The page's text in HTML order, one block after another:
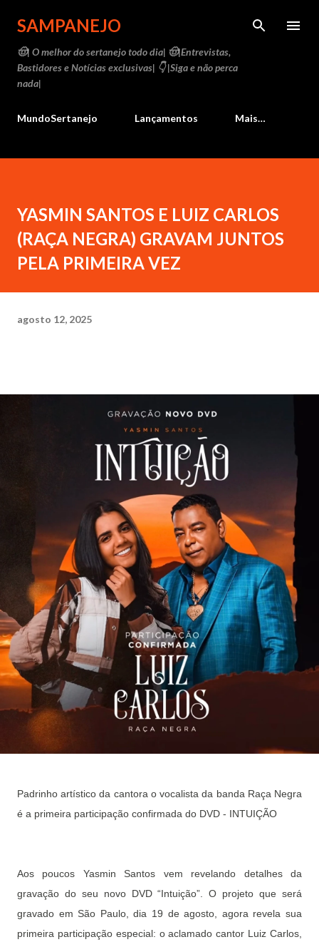
Pular para o conteúdo principal
SAMPANEJO
🤠| O melhor do sertanejo todo dia| 🤠|Entrevistas,
Bastidores e Notícias exclusivas| 👇 |Siga e não perca
nada|
MundoSertanejo Lançamentos Mais…
YASMIN SANTOS E LUIZ CARLOS
(RAÇA NEGRA) GRAVAM JUNTOS
PELA PRIMEIRA VEZ
agosto 12, 2025
Padrinho artístico da cantora o vocalista da banda Raça Negra
é a primeira participação confirmada do DVD - INTUIÇÃO
Aos poucos Yasmin Santos vem revelando detalhes da
gravação do seu novo DVD “Intuição”. O projeto que será
gravado em São Paulo, dia 19 de agosto, agora revela sua
primeira participação especial: o aclamado cantor Luiz Carlos,